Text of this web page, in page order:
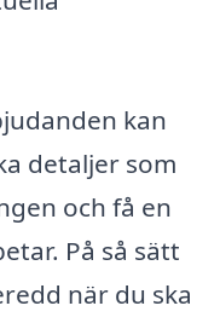
kan
detaljer som
och få en
På så sätt
när du ska